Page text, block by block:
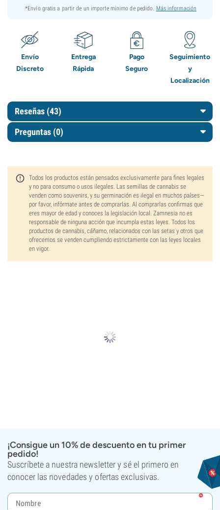
*Envío gratis a partir de un importe mínimo de pedido. Más información
Envío
Discreto
Entrega
Rápida
Pago
Seguro
Seguimiento
y
Localización
Reseñas (43)
Preguntas (0)
Todos los productos están pensados exclusivamente para fines legales
y no para consumo o usos ilegales. Las semillas de cannabis se
venden como souvenirs, y su germinación es ilegal en muchos países—
por favor, infórmate antes de comprarlas. Al comprarlas confirmas que
eres mayor de edad y conoces la legislación local. Zamnesia no es
responsable de ninguna acción que incumpla estas leyes. Todos los
productos de cannabis, cáñamo, relacionados con las setas y otros que
ofrecemos se venden cumpliendo estrictamente con las leyes locales
en vigor.
¡Consigue un 10% de descuento en tu primer
pedido!
Suscríbete a nuestra newsletter y sé el primero en
conocer las novedades y ofertas exclusivas.